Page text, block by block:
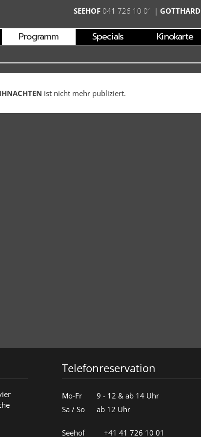
SEEHOF 041 726 10 01 | GOTTHARD
Programm Specials Kinokarte
ist nicht mehr publiziert.
Telefonreservation
Mo-Fr
9 - 12 & ab 14 Uhr
Sa / So
ab 12 Uhr
Seehof +41 41 726 10 01